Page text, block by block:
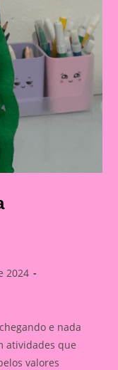
2024
e nada
atividades que
valores